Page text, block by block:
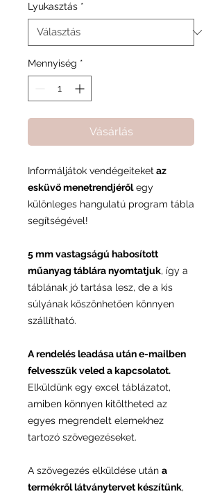
Lyukasztás *
Mennyiség *
Vásárlás
Informáljátok vendégeiteketaz
esküvő menetrendjérőlegy
különleges hangulatú program tábla
segítségével!
5 mm vastagságú habosított
műanyag táblára nyomtatjuk, így a
táblának jó tartása lesz, de a kis
súlyának köszönhetően könnyen
szállítható.
A rendelés leadása után e-mailben
felvesszük veled a kapcsolatot.
Elküldünk egy excel táblázatot,
amiben könnyen kitöltheted az
egyes megrendelt elemekhez
tartozó szövegezéseket.
A szövegezés elküldése után a
termékről látványtervet készítünk,